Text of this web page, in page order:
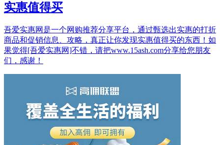
实惠值得买
吾爱实惠网是一个网购推荐分享平台，通过甄选出实惠的打折
商品和促销信息、攻略，真正让你发现实惠值得买的东西！如
果觉得[吾爱实惠网]不错，请把www.15ash.com分享给您朋友
们，感谢！